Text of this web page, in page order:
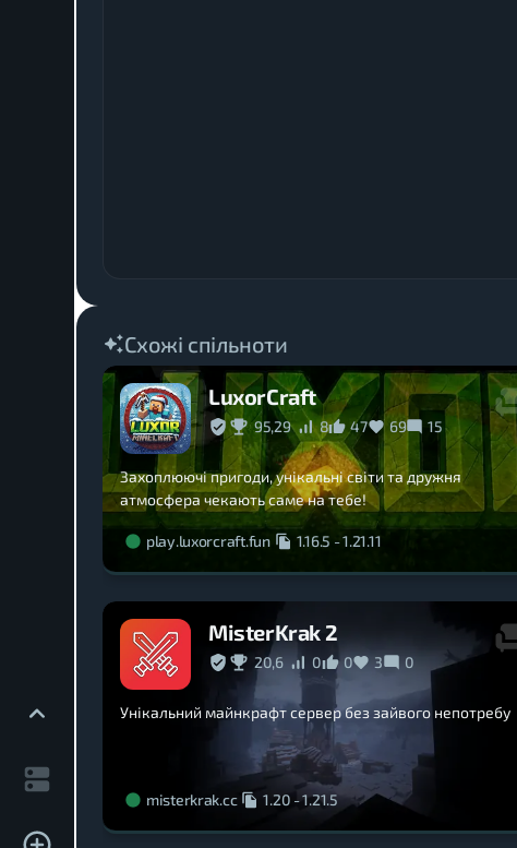
Схожі спільноти
LuxorCraft
95,29 8 47 69 15
Захоплюючі пригоди, унікальні світи та дружня
атмосфера чекають саме на тебе!
play.luxorcraft.fun 1.16.5 -1.21.11
MisterKrak 2
20,6 0 0 3 0
Унікальний майнкрафт сервер без зайвого непотребу
misterkrak.cc 1.20 -1.21.5